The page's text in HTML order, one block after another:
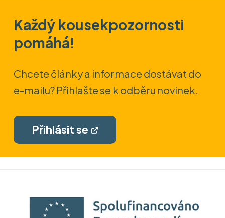
Každý kousekpozornosti
pomáhá!
Chcete články a informace dostávat do
e-mailu? Přihlašte se k odběru novinek.
Přihlásit se